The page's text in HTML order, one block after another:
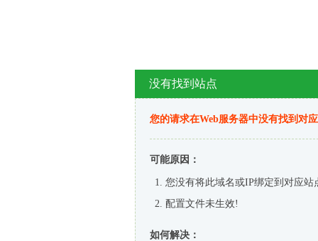
没有找到站点
您的请求在Web服务器中没有找到对
可能原因：
您没有将此域名或IP绑定到对应站
配置文件未生效!
如何解决：